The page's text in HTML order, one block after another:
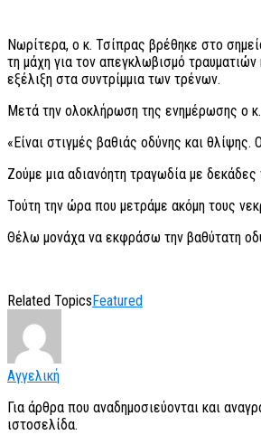
Νωρίτερα, ο κ. Τσίπρας βρέθηκε στο
τη μάχη για τον απεγκλωβισμό
εξέλιξη στα συντρίμμια των τρένων.
Μετά την ολοκλήρωση της ενημέρωσης ο
«Είναι στιγμές βαθιάς οδύνης και θλίψης.
Ζούμε μια αδιανόητη τραγωδία με
Τούτη την ώρα που μετράμε ακόμη τους
Θέλω μονάχα να εκφράσω την βαθύτατη
Related Topics Featured
Αγγελική
Για άρθρα που αναδημοσιεύονται και
ιστοσελίδα.